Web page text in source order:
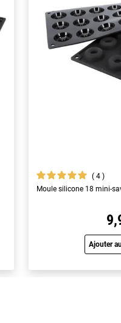
4
Moule silicone 18 mini-
Ajouter